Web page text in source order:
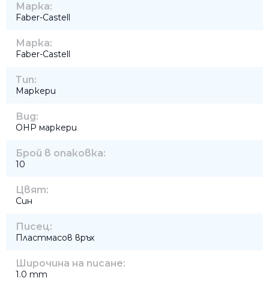
Марка:
Faber-Castell
Марка:
Faber-Castell
Тип:
Маркери
Вид:
OHP маркери
Брой в опаковка:
10
Цвят:
Син
Писец:
Пластмасов връх
Широчина на писане:
1.0 mm